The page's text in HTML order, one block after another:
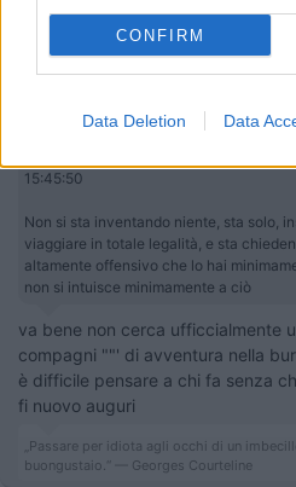
CONFIRM
Data Deletion Data
Modificato da impiegatodelvolante il
salito
29167
Inserito il 06/07/2024 alle: 16:14:21
15:45:50
Non si sta inventando niente, sta solo,
viaggiare in totale legalità, e sta
altamente offensivo che lo hai
non si intuisce minimamente a ciò
va bene non cerca ufficcialmente
compagni ""' di avventura nella
è difficile pensare a chi fa senza
fi nuovo auguri
„Passare per idiota agli occhi di un
buongustaio.“ — Georges Courteline